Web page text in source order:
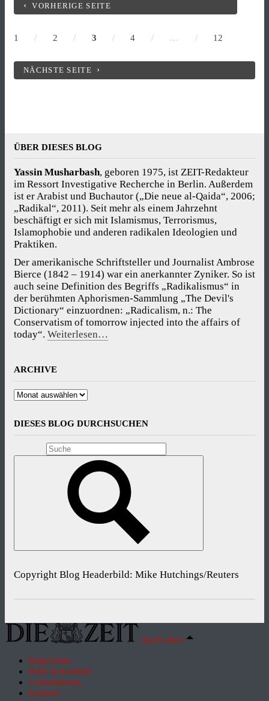
VORHERIGE SEITE
1 / 2 / 3 / 4 / … / 12
NÄCHSTE SEITE
ÜBER DIESES BLOG
Yassin Musharbash, geboren 1975, ist ZEIT-Redakteur
im Ressort Investigative Recherche in Berlin. Außerdem
ist er Arabist und Buchautor („Die neue al-Qaida“, 2006;
„Radikal“, 2011). Seit mehr als einem Jahrzehnt
beschäftigt er sich mit Islamismus, Terrorismus,
Islamophobie und anderen radikalen Ideologien und
Praktiken.
Der amerikanische Schriftsteller und Journalist Ambrose
Bierce (1842 – 1914) war ein anerkannter Zyniker. So ist
auch seine Definition des Begriffs „Radikalismus“ in
der berühmten Aphorismen-Sammlung „The Devil's
Dictionary“ einzuordnen: „Radicalism, n.: The
Conservatism of tomorrow injected into the affairs of
today“. Weiterlesen…
ARCHIVE
Archive
DIESES BLOG DURCHSUCHEN
Copyright Blog Headerbild: Mike Hutchings/Reuters
Nach oben
Impressum
Hilfe & Kontakt
Unternehmen
Karriere